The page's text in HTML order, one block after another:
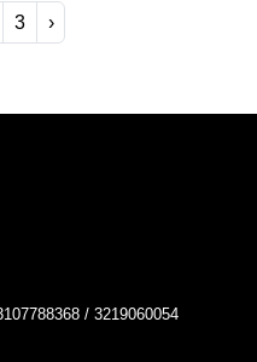
3 ›
/ 3219060054